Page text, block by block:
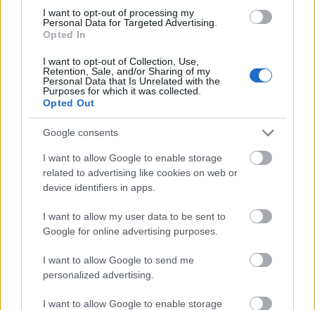
I want to opt-out of processing my
Personal Data for Targeted Advertising.
Opted In
I want to opt-out of Collection, Use,
Retention, Sale, and/or Sharing of my
Personal Data that Is Unrelated with the
Purposes for which it was collected.
Opted Out
Google consents
I want to allow Google to enable storage
related to advertising like cookies on web or
device identifiers in apps.
I want to allow my user data to be sent to
Google for online advertising purposes.
I want to allow Google to send me
personalized advertising.
I want to allow Google to enable storage
Δημοφιλείς Ειδήσεις
ΑΣΕΠ: Νέος γραπτός διαγωνισμός -
Μόνιμοι στο υπουργείο Εξωτερικών
Κατώτατος μισθός: Σενάριο για
ΑΣΕΠ 6Κ/2026: 315 μόνιμοι στο
Δημόσιο - Στις 1.102 οι αιτήσεις
(στατιστικά)